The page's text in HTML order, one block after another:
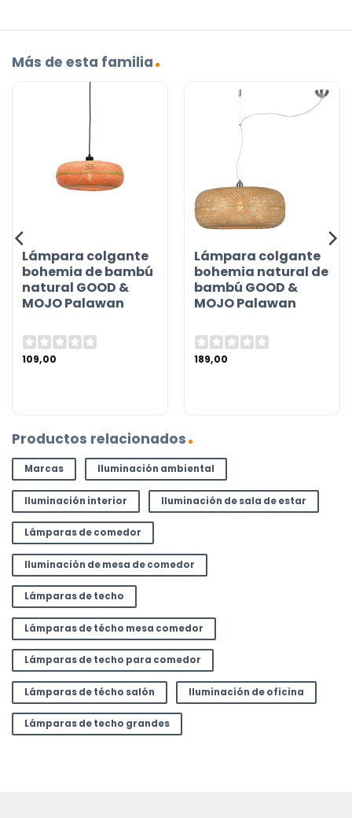
Más de esta familia
Lámpara colgante
bohemia de bambú
natural GOOD &
MOJO Palawan
109,00
Lámpara colgante
bohemia natural de
bambú GOOD &
MOJO Palawan
189,00
Productos relacionados
Marcas Iluminación ambiental
Iluminación interior Iluminación de sala de estar
Lámparas de comedor
Iluminación de mesa de comedor
Lámparas de techo
Lámparas de técho mesa comedor
Lámparas de techo para comedor
Lámparas de técho salón Iluminación de oficina
Lámparas de techo grandes